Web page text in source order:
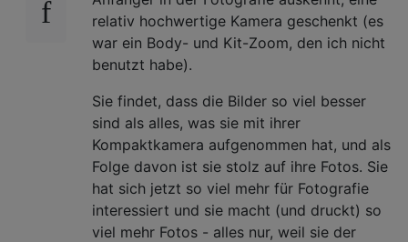
relativ hochwertige Kamera geschenkt (es
war ein Body- und Kit-Zoom, den ich nicht
benutzt habe).
Sie findet, dass die Bilder so viel besser
sind als alles, was sie mit ihrer
Kompaktkamera aufgenommen hat, und als
Folge davon ist sie stolz auf ihre Fotos. Sie
hat sich jetzt so viel mehr für Fotografie
interessiert und sie macht (und druckt) so
viel mehr Fotos - alles nur, weil sie der